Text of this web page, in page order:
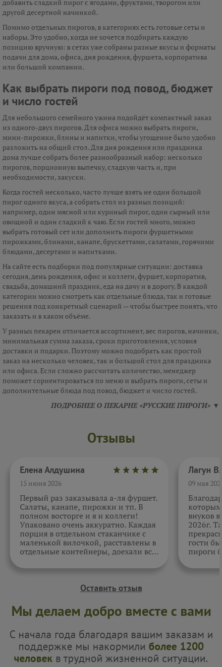
добавить сладкий пирог с ягодами, фруктами, творогом или
другой десертной начинкой.
Помимо отдельных пирогов, в категориях есть готовые сеты и
наборы. Это удобно, когда не хочется подбирать каждую
позицию вручную: в сетах уже собраны разные вкусы и форматы
подачи для дома, офиса, дня рождения, фуршета, корпоратива
или большой компании.
Как выбрать пироги под повод, бюджет
и число гостей
Для небольшого семейного ужина подойдёт компактный заказ
из одного-двух пирогов. Для офиса можно выбрать пироги,
мини-пирожки, блины и напитки, чтобы угощение было удобно
разложить на общий стол. Для дня рождения или праздника
дома лучше собрать более разнообразный набор: несколько
пирогов, порционную выпечку, сладкую часть и, при
необходимости, закуски.
Когда гостей несколько, часто лучше взять не один большой
пирог одного вкуса, а собрать стол из разных позиций:
например, один мясной или куриный пирог, один сырный или
овощной и один сладкий к чаю. Если гостей много, можно
выбрать готовый сет или дополнить пироги фуршетными
пирожками, блинами, канапе, брускеттами, салатами, горячими
блюдами, десертами и напитками.
На сайте есть подборки под популярные ситуации: доставка
сегодня, день рождения, офис и коллеги, фуршет, корпоратив,
свадьба, домашний праздник, еда на дачу и в дорогу. В каждой
категории можно смотреть как отдельные блюда, так и готовые
решения под конкретный сценарий — чтобы быстрее понять, что
заказать и в каком объёме.
У разных пекарен отличается ассортимент, вес пирогов, начинки,
минимальная сумма заказа, сроки приготовления, условия
доставки и подарки. Поэтому можно подобрать как простой
заказ на несколько человек, так и большой стол для праздника
или офиса. Если сложно рассчитать количество, менеджер
поможет сориентироваться по меню и выбрать пироги, сеты и
дополнительные блюда под повод, бюджет и число гостей.
ПОДРОБНЕЕ О ПЕКАРНЕ «РУССКИЕ ПИРОГИ» ▼
Отзывы
Елена Алдушина
15 июня 2026
Первый раз заказывала а-ля фуршет.
Салаты, канапе, пирожки и тп. В
полном восторге и я и коллеги!
Упаковано очень аккуратно. Каждая
порция в отдельном стаканчике с
маленькой вилочкой, расставлены в
отдельные контейнеры, доехали все
спасибо за внимательность к датам.
09 мая
внуков
2026г.
гости
пироги
Оставить отзыв
Мы делаем добро вместе с вами
С начала года благодаря вашим заказам и
поддержке мы накормили более 1200
человек в трудной жизненной ситуации.